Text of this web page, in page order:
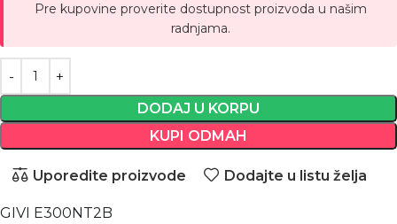
Pre kupovine proverite dostupnost proizvoda u našim
radnjama.
DODAJ U KORPU
KUPI ODMAH
Uporedite proizvode Dodajte u listu želja
GIVI E300NT2B